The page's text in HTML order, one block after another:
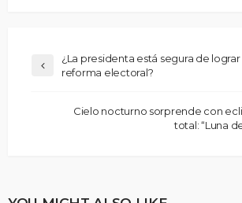
¿La presidenta está segura de lograr
reforma electoral?
Cielo nocturno sorprende con
total: “Luna